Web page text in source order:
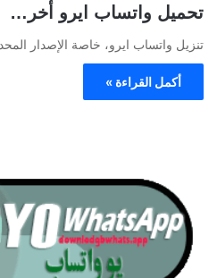
تحميل واتساب ايرو أخر…
تنزيل واتساب ايرو، خاصة الإصدار
أكمل القراءة »